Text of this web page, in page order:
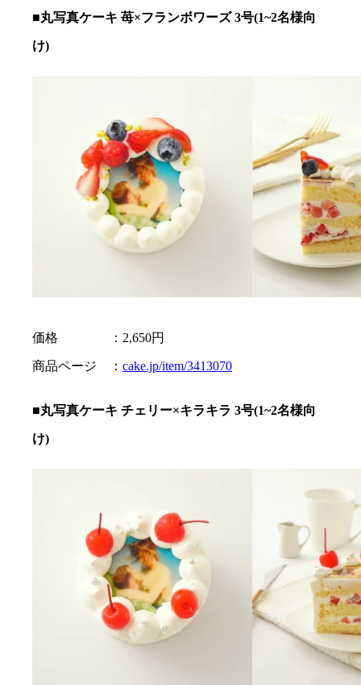
■丸写真ケーキ 苺×フランボワーズ 3号(1~2名様向
け)
価格 ：2,650円
商品ページ ： cake.jp/item/3413070
■丸写真ケーキ チェリー×キラキラ 3号(1~2名様向
け)